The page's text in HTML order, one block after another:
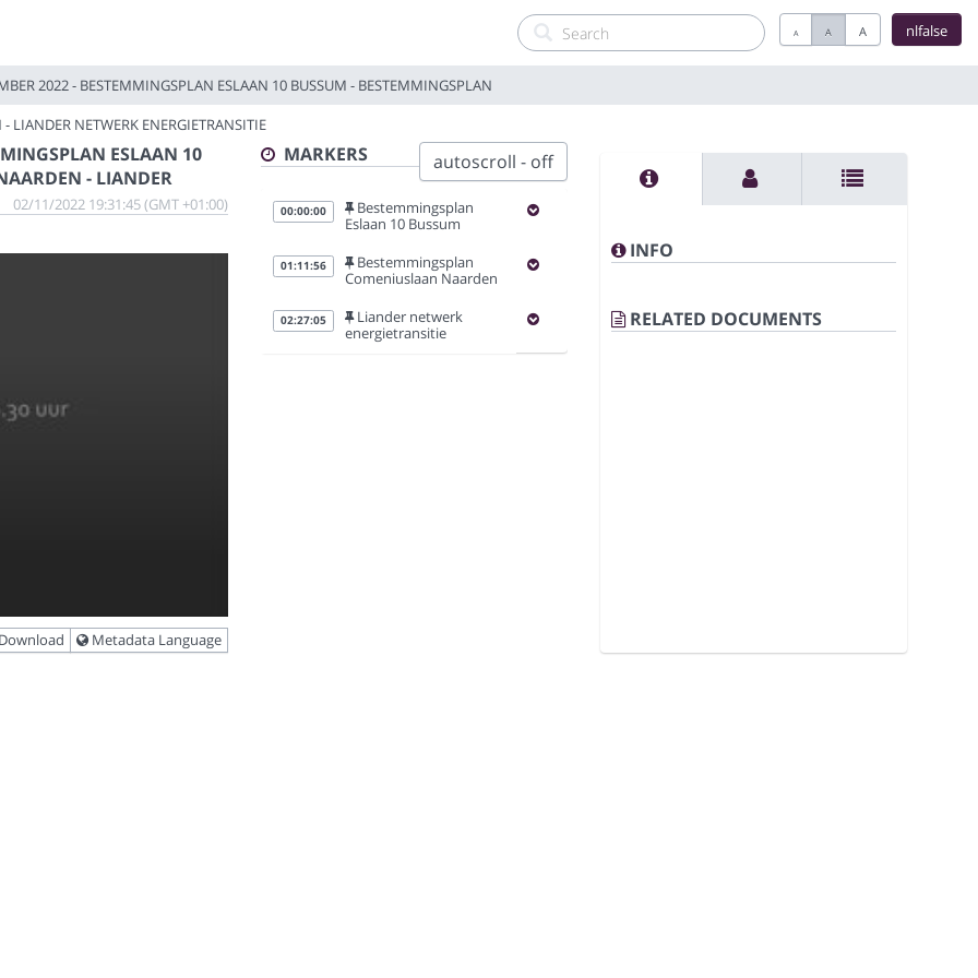
nlfalse
A A A
2022 - BESTEMMINGSPLAN ESLAAN 10 BUSSUM - BESTEMMINGSPLAN
LIANDER NETWERK ENERGIETRANSITIE
ESLAAN 10
- LIANDER
02/11/2022 19:31:45 (GMT +01:00)
Download Metadata Language
MARKERS autoscroll - off
00:00:00
Bestemmingsplan
Eslaan 10 Bussum
01:11:56
Bestemmingsplan
Comeniuslaan Naarden
02:27:05
Liander netwerk
energietransitie
INFO
RELATED DOCUMENTS